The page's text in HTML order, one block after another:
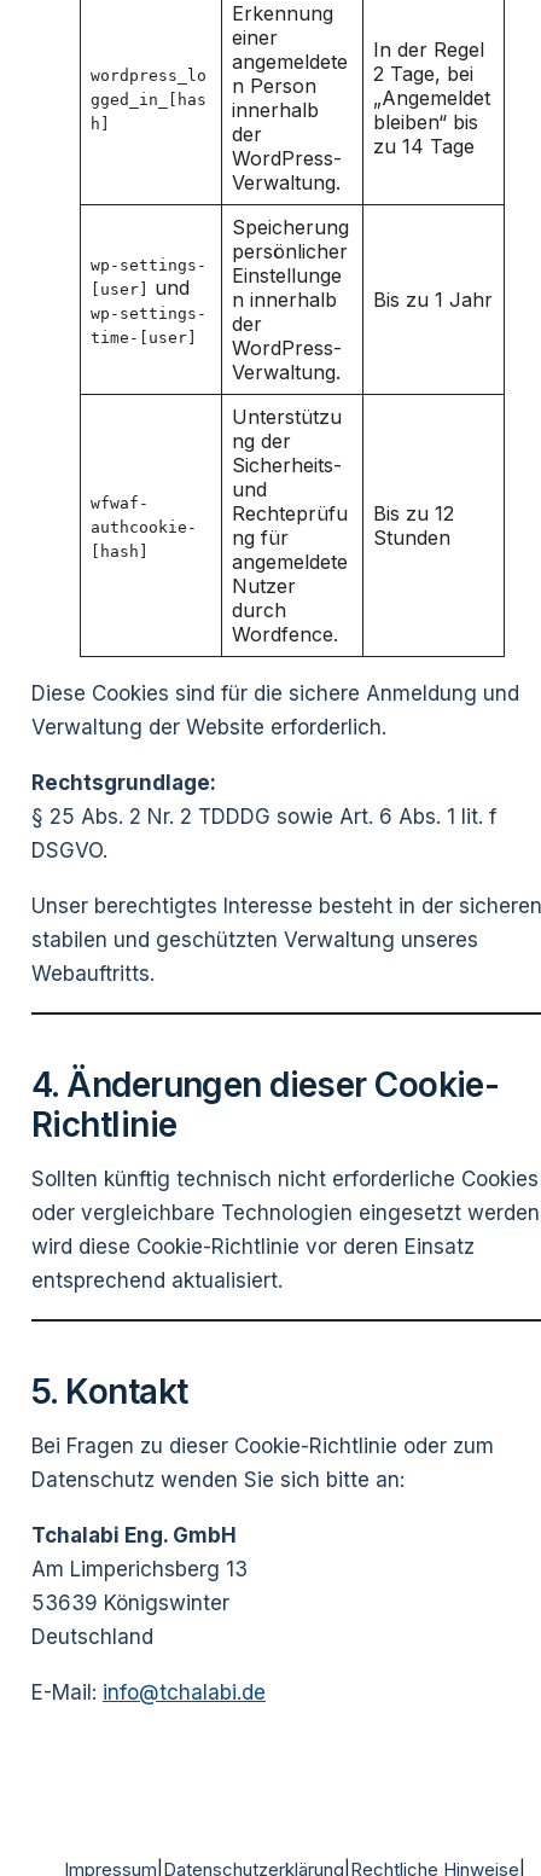
wordpress_lo
gged_in_[has
h]
Erkennung
einer
angemeldete
n Person
innerhalb
der
WordPress-
Verwaltung.
In der Regel
2 Tage, bei
„Angemeldet
bleiben“ bis
zu 14 Tage
wp-settings-
[user]
und
wp-settings-
time-[user]
Speicherung
persönlicher
Einstellunge
n innerhalb
der
WordPress-
Verwaltung.
Bis zu 1 Jahr
wfwaf-
authcookie-
[hash]
Unterstützu
ng der
Sicherheits-
und
Rechteprüfu
ng für
angemeldete
Nutzer
durch
Wordfence.
Bis zu 12
Stunden
Diese Cookies sind für die sichere Anmeldung und
Verwaltung der Website erforderlich.
Rechtsgrundlage:
§ 25 Abs. 2 Nr. 2 TDDDG sowie Art. 6 Abs. 1 lit. f
DSGVO.
Unser berechtigtes Interesse besteht in der
stabilen und geschützten Verwaltung unseres
Webauftritts.
4. Änderungen dieser Cookie-
Richtlinie
Sollten künftig technisch nicht erforderliche Cookies
oder vergleichbare Technologien eingesetzt
wird diese Cookie-Richtlinie vor deren Einsatz
entsprechend aktualisiert.
5. Kontakt
Bei Fragen zu dieser Cookie-Richtlinie oder zum
Datenschutz wenden Sie sich bitte an:
Tchalabi Eng. GmbH
Am Limperichsberg 13
53639 Königswinter
Deutschland
E-Mail: info@tchalabi.de
Impressum Datenschutzerklärung Rechtliche Hinweise